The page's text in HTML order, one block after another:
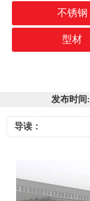
不锈钢
型材
发布时间:
导读：